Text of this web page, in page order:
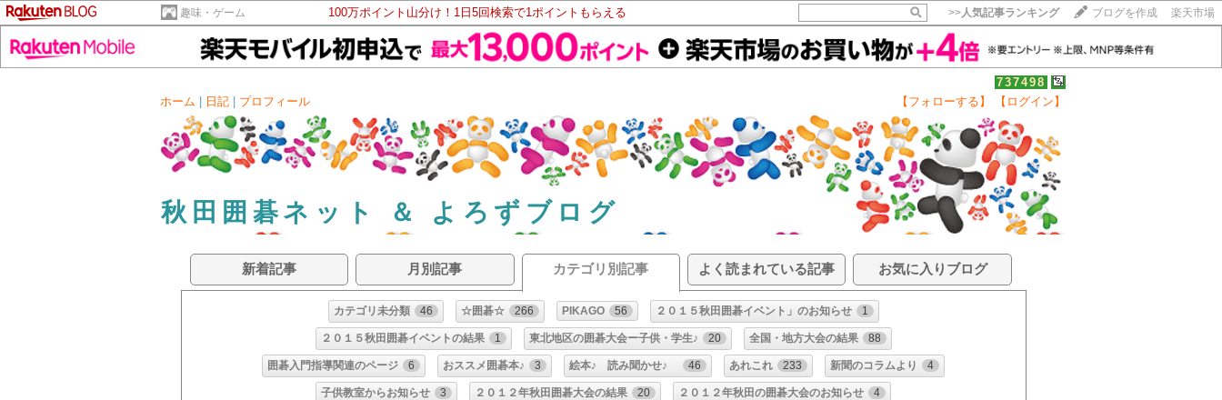
趣味・ゲーム 100万ポイント山分け！1日5回検索で1ポイントもらえる >>人気記事ランキング ブログを作成 楽天市場
737498
ホーム
日記 プロフィール 【フォローする】 【ログイン】
秋田囲碁ネット ＆ よろずブログ
新着記事 月別記事 カテゴリ別記事 よく読まれている記事 お気に入りブログ
カテゴリ未分類 46 ☆囲碁☆ 266 PIKAGO 56 ２０１５秋田囲碁イベント」のお知らせ 1
２０１５秋田囲碁イベントの結果 1 東北地区の囲碁大会ー子供・学生♪ 20 全国・地方大会の結果 88
囲碁入門指導関連のページ 6 おススメ囲碁本♪ 3 絵本♪ 読み聞かせ♪ 46 あれこれ 233 新聞のコラムより 4
子供教室からお知らせ 3 ２０１２年秋田囲碁大会の結果 20 ２０１２年秋田の囲碁大会のお知らせ 4